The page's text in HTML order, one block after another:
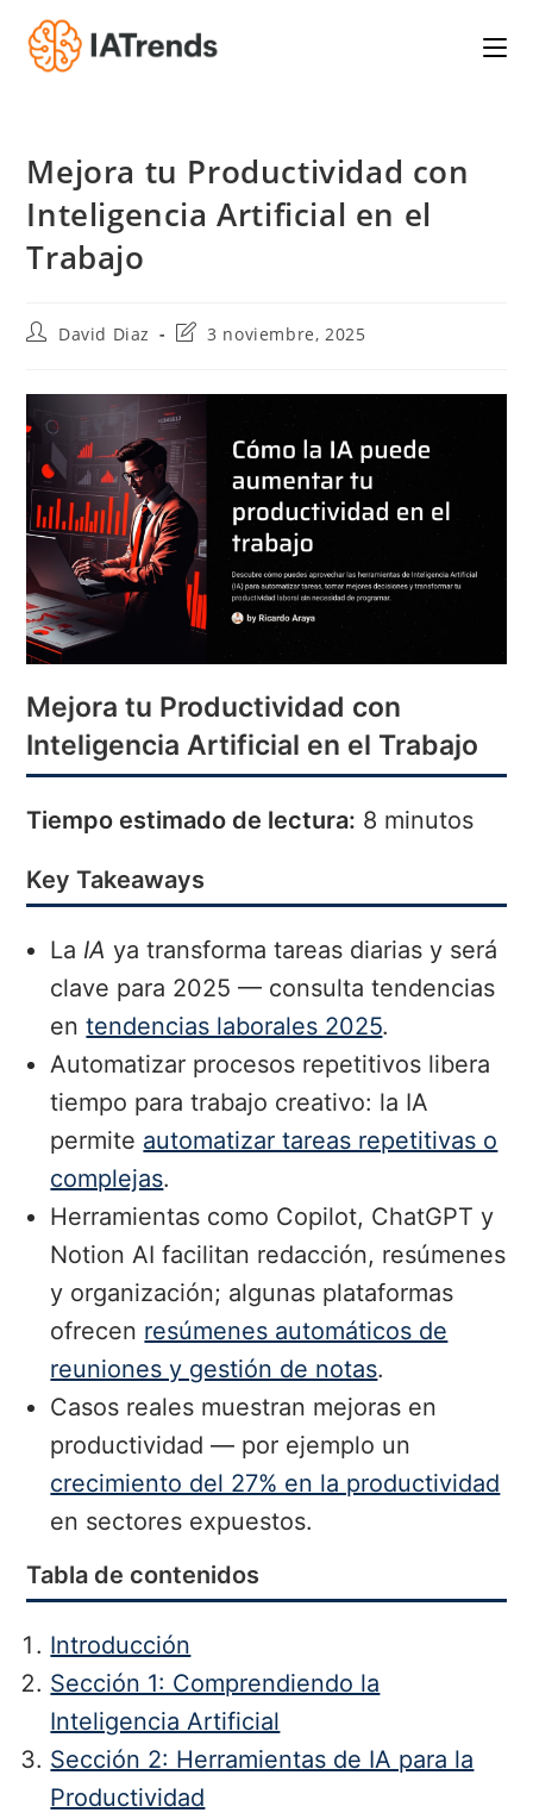
Saltar
contenido
Mejora tu Productividad con
Inteligencia Artificial en el
Trabajo
Autor
entrada:
David Diaz
Última
la
entrada:
3 noviembre, 2025
Mejora tu Productividad con
Inteligencia Artificial en el Trabajo
Tiempo estimado de lectura: 8 minutos
Key Takeaways
La IA ya transforma tareas diarias y será
clave para 2025 — consulta tendencias
entendencias laborales 2025.
Automatizar procesos repetitivos libera
tiempo para trabajo creativo: la IA
permite automatizar tareas repetitivas o
complejas.
Herramientas como Copilot, ChatGPT y
Notion AI facilitan redacción, resúmenes
y organización; algunas plataformas
ofrecen resúmenes automáticos de
reuniones y gestión de notas.
Casos reales muestran mejoras en
productividad — por ejemplo un
crecimiento del 27% en la productividad
en sectores expuestos.
Tabla de contenidos
Introducción
Sección 1: Comprendiendo la
Inteligencia Artificial
Sección 2: Herramientas de IA para la
Productividad